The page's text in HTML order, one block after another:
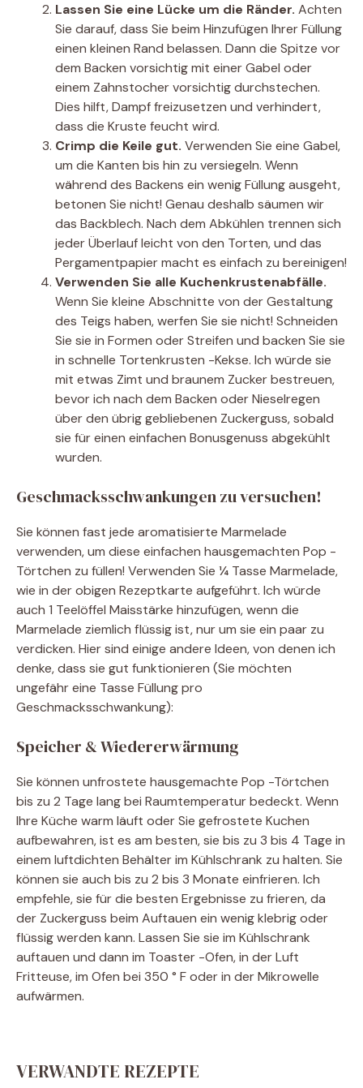
Lassen Sie eine Lücke um die Ränder. Achten
Sie darauf, dass Sie beim Hinzufügen Ihrer Füllung
einen kleinen Rand belassen. Dann die Spitze vor
dem Backen vorsichtig mit einer Gabel oder
einem Zahnstocher vorsichtig durchstechen.
Dies hilft, Dampf freizusetzen und verhindert,
dass die Kruste feucht wird.
Crimp die Keile gut. Verwenden Sie eine Gabel,
um die Kanten bis hin zu versiegeln. Wenn
während des Backens ein wenig Füllung ausgeht,
betonen Sie nicht! Genau deshalb säumen wir
das Backblech. Nach dem Abkühlen trennen sich
jeder Überlauf leicht von den Torten, und das
Pergamentpapier macht es einfach zu bereinigen!
Verwenden Sie alle Kuchenkrustenabfälle.
Wenn Sie kleine Abschnitte von der Gestaltung
des Teigs haben, werfen Sie sie nicht! Schneiden
Sie sie in Formen oder Streifen und backen Sie sie
in schnelle Tortenkrusten -Kekse. Ich würde sie
mit etwas Zimt und braunem Zucker bestreuen,
bevor ich nach dem Backen oder Nieselregen
über den übrig gebliebenen Zuckerguss, sobald
sie für einen einfachen Bonusgenuss abgekühlt
wurden.
Geschmacksschwankungen zu versuchen!
Sie können fast jede aromatisierte Marmelade
verwenden, um diese einfachen hausgemachten Pop -
Törtchen zu füllen! Verwenden Sie ¼ Tasse Marmelade,
wie in der obigen Rezeptkarte aufgeführt. Ich würde
auch 1 Teelöffel Maisstärke hinzufügen, wenn die
Marmelade ziemlich flüssig ist, nur um sie ein paar zu
verdicken. Hier sind einige andere Ideen, von denen ich
denke, dass sie gut funktionieren (Sie möchten
ungefähr eine Tasse Füllung pro
Geschmacksschwankung):
Speicher & Wiedererwärmung
Sie können unfrostete hausgemachte Pop -Törtchen
bis zu 2 Tage lang bei Raumtemperatur bedeckt. Wenn
Ihre Küche warm läuft oder Sie gefrostete Kuchen
aufbewahren, ist es am besten, sie bis zu 3 bis 4 Tage in
einem luftdichten Behälter im Kühlschrank zu halten. Sie
können sie auch bis zu 2 bis 3 Monate einfrieren. Ich
empfehle, sie für die besten Ergebnisse zu frieren, da
der Zuckerguss beim Auftauen ein wenig klebrig oder
flüssig werden kann. Lassen Sie sie im Kühlschrank
auftauen und dann im Toaster -Ofen, in der Luft
Fritteuse, im Ofen bei 350 ° F oder in der Mikrowelle
aufwärmen.
VERWANDTE REZEPTE